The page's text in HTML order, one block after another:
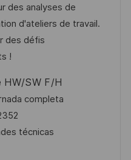
des analyses de
d'ateliers de travail.
des défis
!
HW/SW F/H
completa
técnicas